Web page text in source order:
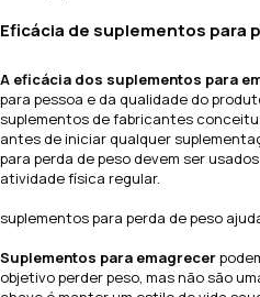
Eficácia de suplementos para
A eficácia dos suplementos para
para pessoa e da qualidade do
suplementos de fabricantes
antes de iniciar qualquer
para perda de peso devem ser
atividade física regular.
suplementos para perda de peso
Suplementos para emagrecer
objetivo perder peso, mas não são